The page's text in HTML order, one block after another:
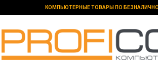
КОМПЬЮТЕРНЫЕ ТОВАРЫ ПО